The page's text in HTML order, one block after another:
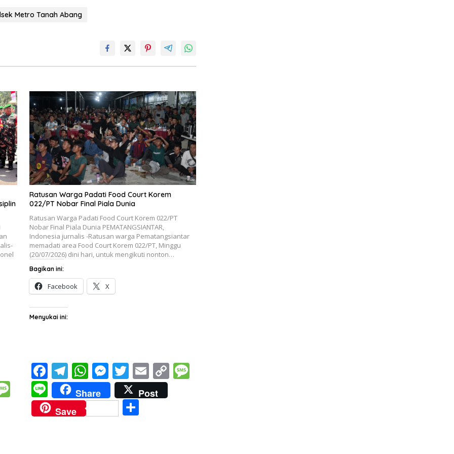
Metro Tanah Abang
Ratusan Warga Padati Food Court Korem
022/PT Nobar Final Piala Dunia
Ratusan Warga Padati Food Court Korem 022/PT
Nobar Final Piala Dunia PEMATANGSIANTAR,
Indonesia jurnalis -Ratusan warga Pematangsiantar
memadati area Food Court Korem 022/PT, Minggu
(20/07/2026) dini hari, untuk mengikuti nonton…
Bagikan ini:
Facebook X
Menyukai ini:
F
ac
e
b
T
el
e
gr
W
h
at
s
M
e
ss
e
T
w
itt
er
E
m
ai
C M
Li
n
e
Share
Post
Save
S